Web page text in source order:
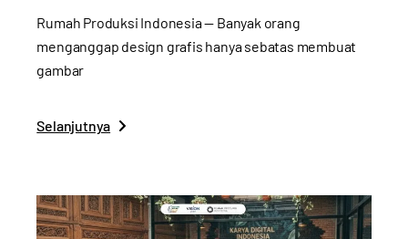
Rumah Produksi Indonesia — Banyak orang
menganggap design grafis hanya sebatas membuat
gambar
Selanjutnya